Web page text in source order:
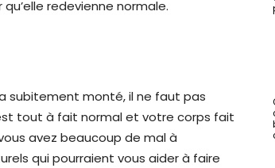
redevienne normale.
subitement monté, il ne faut pas
tout à fait normal et votre corps fait
avez beaucoup de mal à
qui pourraient vous aider à faire